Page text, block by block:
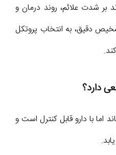
بر شدت علائم، روند درمان و
دقیق، به انتخاب پروتکل
دارد؟
اما با دارو قابل کنترل است و